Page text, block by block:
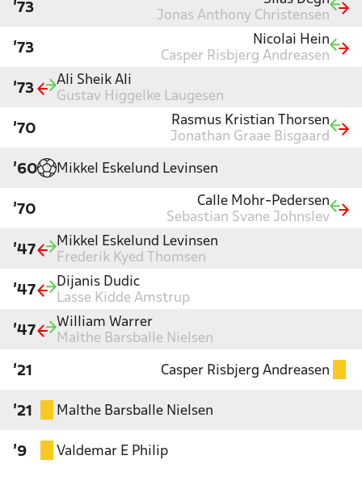
'73
Jonas Anthony Christensen
'73
Nicolai Hein
Casper Risbjerg Andreasen
'73
Ali Sheik Ali
Gustav Higgelke Laugesen
'70
Rasmus Kristian Thorsen
Jonathan Graae Bisgaard
'60 Mikkel Eskelund Levinsen
'70
Calle Mohr-Pedersen
Sebastian Svane Johnslev
'47
Mikkel Eskelund Levinsen
Frederik Kyed Thomsen
'47
Dijanis Dudic
Lasse Kidde Amstrup
'47
William Warrer
Malthe Barsballe Nielsen
'21 Casper Risbjerg Andreasen
'21 Malthe Barsballe Nielsen
'9 Valdemar E Philip